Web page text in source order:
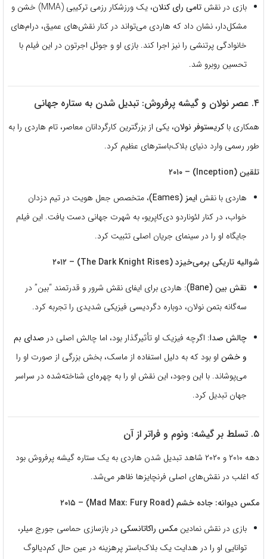
بازی در نقش تامی رای کنلان
، یک ورزشکار رزمی ترکیبی (MMA) خشن و
مشکل‌دار، نشان داد که هاردی می‌تواند در کنار نقش‌های عمیق، درام‌های
خانوادگی پرتنشی را نیز اجرا کند. بازی او و جوئل اجرتون در این فیلم با
تحسین روبرو شد.
۴. عصر نولان و گیشه پرفروش: تبدیل شدن به ستاره جهانی
همکاری با کریستوفر نولان، یکی از بزرگترین کارگردانان معاصر، تام هاردی را به
طور رسمی وارد دنیای بلاک‌باسترهای عظیم کرد.
تلقین (Inception) – ۲۰۱۰
هاردی با نقش ایمز (Eames)
، متخصص جعل هویت در تیم دزدان
خواب، در کنار لئوناردو دی‌کاپریو، به شهرت جهانی دست یافت. این فیلم
جایگاه او را در سینمای جریان اصلی تثبیت کرد.
شوالیه تاریکی برمی‌خیزد (The Dark Knight Rises) – ۲۰۱۲
نقش بین (Bane):
هاردی برای ایفای نقش شرور و قدرتمند “بین” در
سه‌گانه بتمن نولان، دوباره دگردیسی فیزیکی شدیدی را تجربه کرد.
چالش صدا: اگرچه فیزیک او تأثیرگذار بود، اما چالش اصلی در صدای بم
و خشن او بود که به دلیل استفاده از ماسک، بخش بزرگی از صورت او را
می‌پوشاند. با این وجود، این نقش او را به چهره‌ای شناخته‌شده در سراسر
جهان تبدیل کرد.
۵. تسلط بر گیشه: ونوم و فراتر از آن
دهه ۲۰۱۰ و ۲۰۲۰ شاهد تبدیل شدن هاردی به یک ستاره گیشه پرفروش بود
که اغلب در نقش‌های اصلی فرنچایزها ظاهر می‌شد.
مکس دیوانه: جاده خشم (Mad Max: Fury Road) – ۲۰۱۵
بازی در نقش نمادین مکس راکاتانسکی در بازسازی حماسی جورج میلر،
توانایی او را در هدایت یک بلاک‌باستر پرهزینه در عین حال کم‌دیالوگ